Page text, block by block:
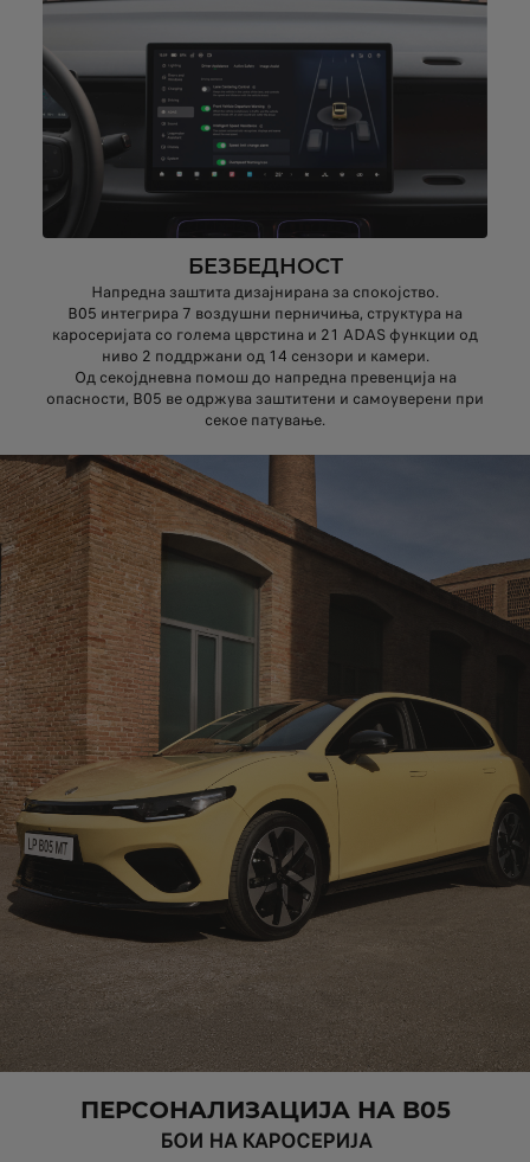
БЕЗБЕДНОСТ
Напредна заштита дизајнирана за спокојство.
B05 интегрира 7 воздушни перничиња, структура на
каросеријата со голема цврстина и 21 ADAS функции од
ниво 2 поддржани од 14 сензори и камери.
Од секојдневна помош до напредна превенција на
опасности, B05 ве одржува заштитени и самоуверени при
секое патување.
ПЕРСОНАЛИЗАЦИЈА НА B05
БОИ НА КАРОСЕРИЈА